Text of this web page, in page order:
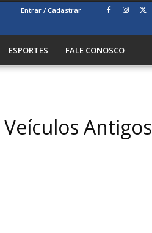
Entrar / Cadastrar
ESPORTES FALE CONOSCO
Antigos